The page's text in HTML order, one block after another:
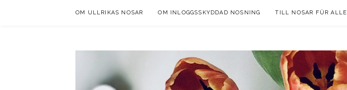
OM ULLRIKAS NOSAR OM INLOGGSSKYDDAD NOSNING TILL NOSAR FÜR ALLE